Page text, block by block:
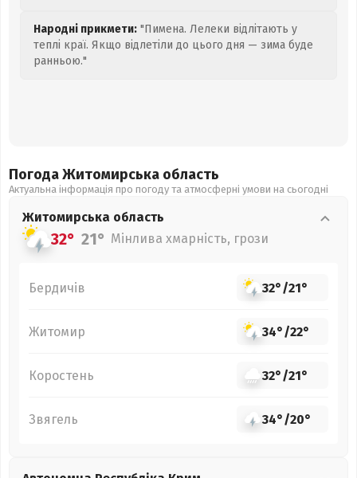
Народні прикмети: "Пимена. Лелеки відлітають у
теплі краї. Якщо відлетіли до цього дня — зима буде
ранньою."
Погода Житомирська область
Актуальна інформація про погоду та атмосферні умови на сьогодні
Житомирська область
32° 21° Мінлива хмарність, грози
Бердичів 32°/21°
Житомир 34°/22°
Коростень 32°/21°
Звягель 34°/20°